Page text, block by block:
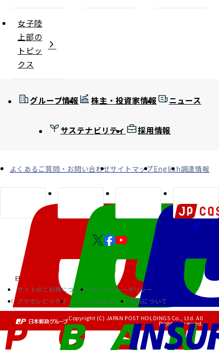
女子陸
上部の
トピッ
クス
グループ情報 株主・投資家情報 ニュース
サステナビリティ 採用情報
よくあるご質問・お問い合わせサイトマップEnglish調達情報
サイトのご利用について
プライバシーポリシー
アクセシビリティ
ソーシャルメディア RSSについて
Copyright (C) JAPAN POST HOLDINGS Co., Ltd. All
Rights Reserved.